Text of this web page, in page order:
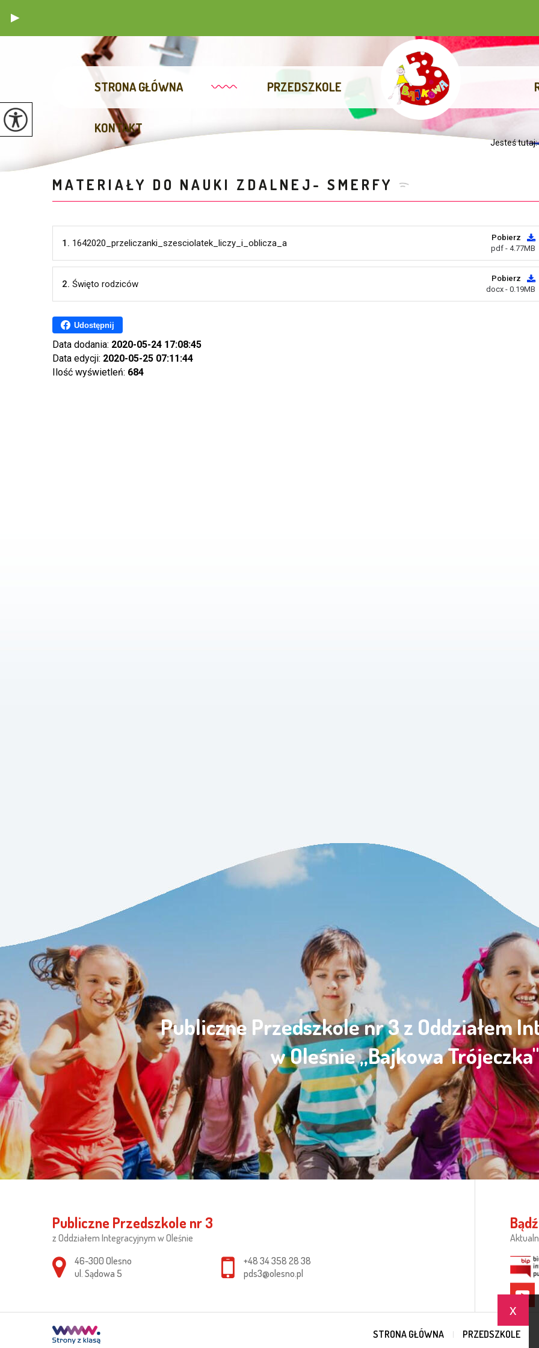
x
STRONA GŁÓWNA PRZEDSZKOLE
KONTAKT
Jesteś
MATERIAŁY DO NAUKI ZDALNEJ- SMERFY
1. 1642020_przeliczanki_szesciolatek_liczy_i_oblicza_a
Pobierz
pdf - 4.77MB
2. Święto rodziców
Pobierz
docx - 0.19MB
Udostępnij
Data dodania: 2020-05-24 17:08:45
Data edycji: 2020-05-25 07:11:44
Ilość wyświetleń: 684
Publiczne Przedszkole nr 3 z Oddziałem
w Oleśnie „Bajkowa Trójeczka"
Publiczne Przedszkole nr 3
z Oddziałem Integracyjnym w Oleśnie
Adres pocztowy:
46-300 Olesno
ul. Sądowa 5
+48 34 358 28 38
pds3@olesno.pl
STRONA GŁÓWNA PRZEDSZKOLE